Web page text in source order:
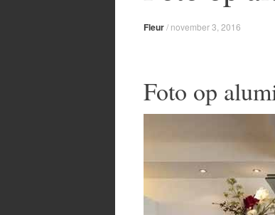
Fleur/ november 3, 2016
Foto op